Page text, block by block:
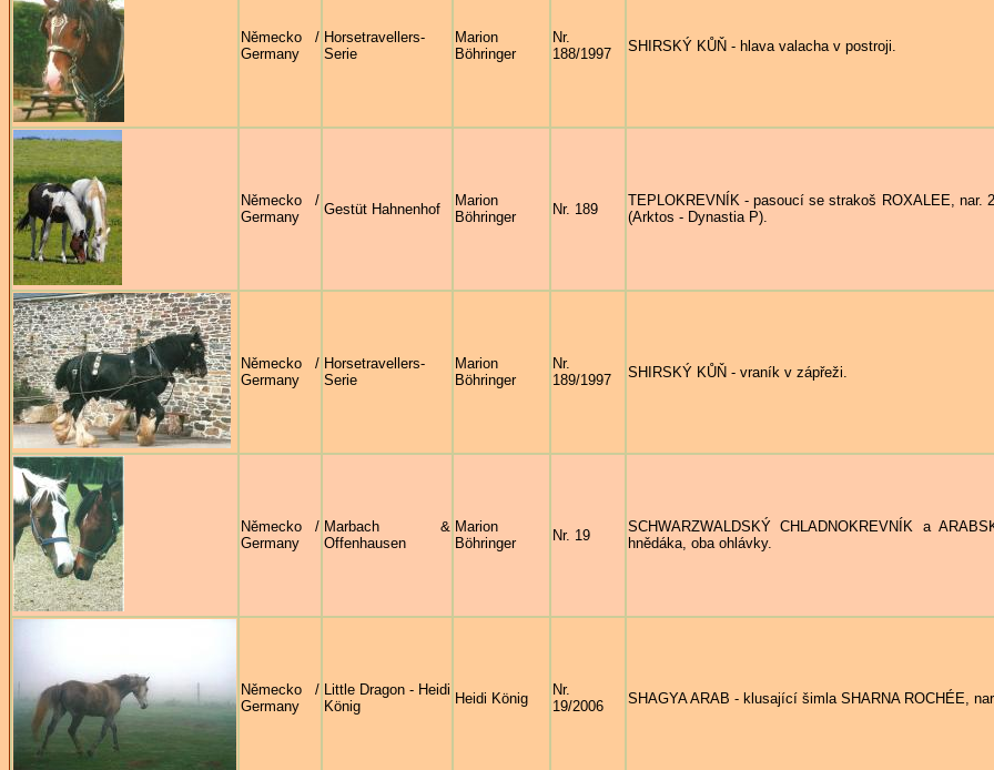
Německo /
Germany
Horsetravellers-
Serie
Marion
Böhringer
Nr.
188/1997
SHIRSKÝ KŮŇ - hlava valacha v postroji.
Německo /
Germany
Gestüt Hahnenhof
Marion
Böhringer
Nr. 189
TEPLOKREVNÍK - pasoucí se strakoš ROXALEE, nar.
(Arktos - Dynastia P).
Německo /
Germany
Horsetravellers-
Serie
Marion
Böhringer
Nr.
189/1997
SHIRSKÝ KŮŇ - vraník v zápřeži.
Německo /
Germany
Marbach &
Offenhausen
Marion
Böhringer
Nr. 19
SCHWARZWALDSKÝ CHLADNOKREVNÍK a
hnědáka, oba ohlávky.
Německo /
Germany
Little Dragon - Heidi
König
Heidi König
Nr.
19/2006
SHAGYA ARAB - klusající šimla SHARNA ROCHÉE,